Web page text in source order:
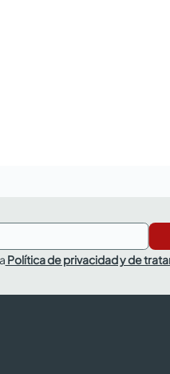
Política de privacidad y de